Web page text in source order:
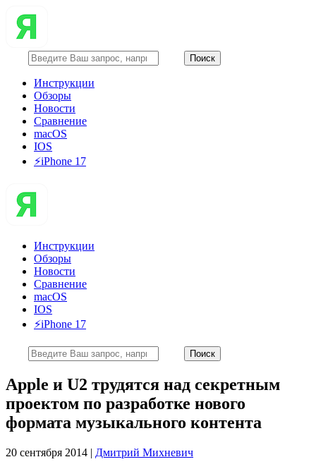
Инструкции
Обзоры
Новости
Сравнение
macOS
IOS
⚡️iPhone 17
Инструкции
Обзоры
Новости
Сравнение
macOS
IOS
⚡️iPhone 17
Apple и U2 трудятся над секретным
проектом по разработке нового
формата музыкального контента
20 сентября 2014 | Дмитрий Михневич